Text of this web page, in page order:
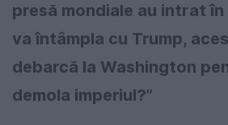
presă mondiale au intrat în
va întâmpla cu Trump,
debarcă la Washington
demola imperiul?”